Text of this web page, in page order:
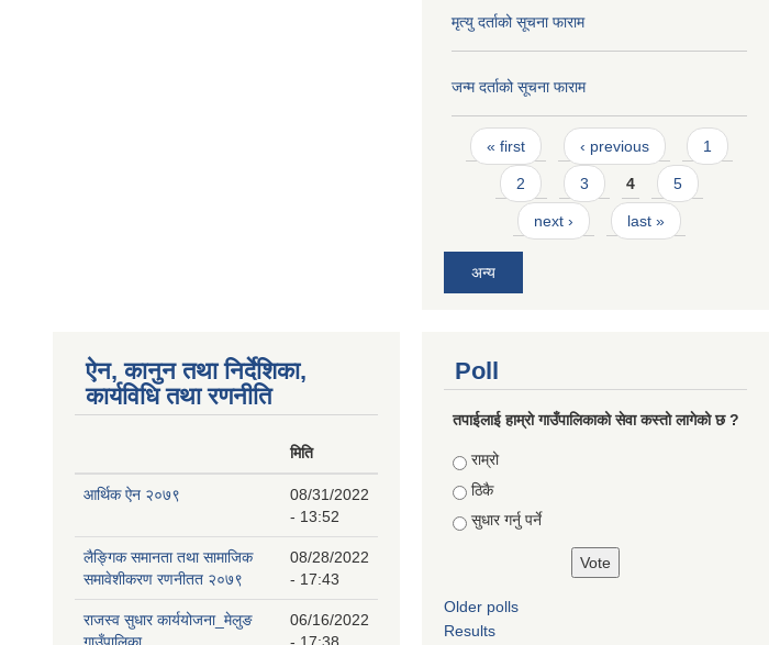
मृत्यु दर्ताको सूचना फाराम
जन्म दर्ताको सूचना फाराम
Pages
« first ‹ previous 1
2 3 4 5
next › last »
अन्य
ऐन, कानुन तथा निर्देशिका,
कार्यविधि तथा रणनीति
मिति
आर्थिक ऐन २०७९
08/31/2022
- 13:52
लैङ्गिक समानता तथा सामाजिक
समावेशीकरण रणनीतत २०७९
08/28/2022
- 17:43
राजस्व सुधार कार्ययोजना_मेलुङ
06/16/2022
Poll
तपाईलाई हाम्राे गाउँपालिकाको सेवा कस्तो लागेको छ ?
Choices
राम्रो
ठिकै
सुधार गर्नु पर्ने
Older polls
Results